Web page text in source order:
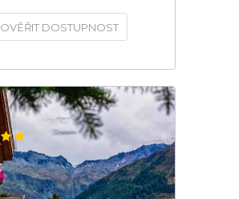
OVĚŘIT DOSTUPNOST